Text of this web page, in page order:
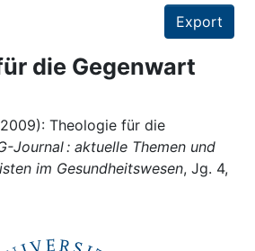
Export
die Gegenwart
Theologie für die
Journal : aktuelle Themen und
im Gesundheitswesen, Jg. 4,